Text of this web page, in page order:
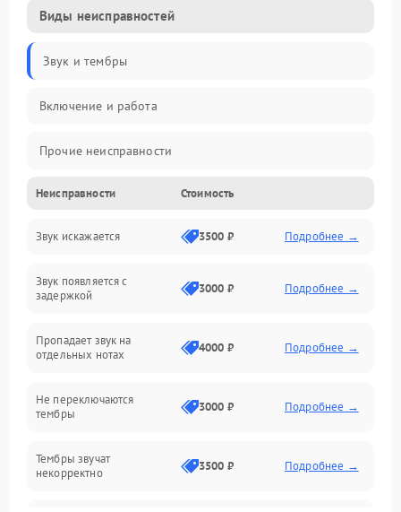
Виды неисправностей
Звук и тембры
Включение и работа
Прочие неисправности
Управление и электроника
Клавиатура
Подключения и интерфейсы
Оптика
Электроника
Неисправности Стоимость
Звук искажается 3500 ₽ Подробнее →
Звук появляется с
задержкой
3000 ₽ Подробнее →
Пропадает звук на
отдельных нотах
4000 ₽ Подробнее →
Не переключаются
тембры
3000 ₽ Подробнее →
Тембры звучат
некорректно
3500 ₽ Подробнее →